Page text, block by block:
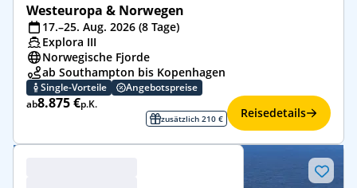
Westeuropa & Norwegen
17.–25. Aug. 2026 (8 Tage)
Explora III
Norwegische Fjorde
ab Southampton bis Kopenhagen
Single-Vorteile
Angebotspreise
ab8.875 €p.K.
zusätzlich 210 € Reisedetails